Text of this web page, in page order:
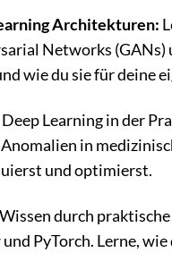
Architekturen:
Networks
wie du sie für deine
Learning in der
in
und optimierst.
durch
PyTorch. Lerne,